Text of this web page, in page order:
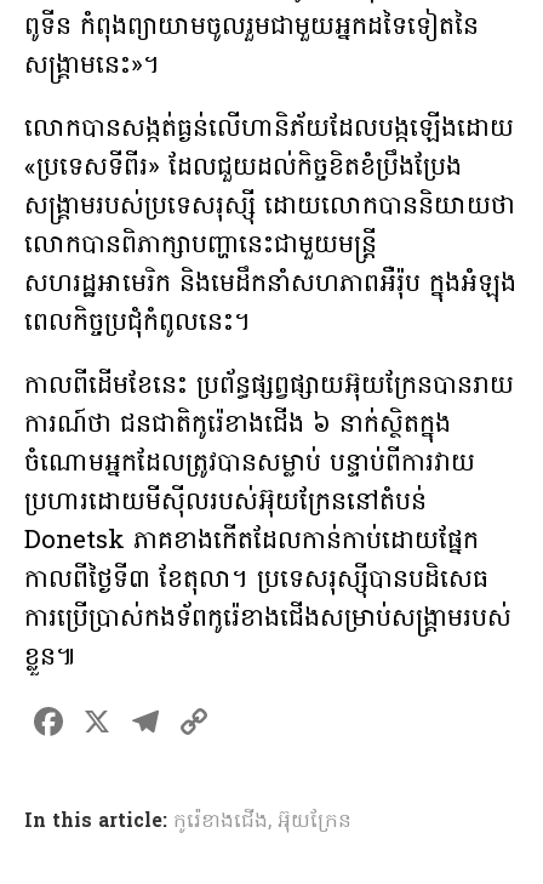
ពូទីន កំពុងព្យាយាមចូលរួមជាមួយអ្នកដទៃទៀតនៃ
សង្គ្រាមនេះ»។
លោកបានសង្កត់ធ្ងន់លើហានិភ័យដែលបង្កឡើងដោយ
«ប្រទេសទីពីរ» ដែលជួយដល់កិច្ចខិតខំប្រឹងប្រែង
សង្រ្គាមរបស់ប្រទេសរុស្ស៊ី ដោយលោកបាននិយាយថា
លោកបានពិភាក្សាបញ្ហានេះជាមួយមន្ត្រី
សហរដ្ឋអាមេរិក និងមេដឹកនាំសហភាពអឺរ៉ុប ក្នុងអំឡុង
ពេលកិច្ចប្រជុំកំពូលនេះ។
កាលពីដើមខែនេះ ប្រព័ន្ធផ្សព្វផ្សាយអ៊ុយក្រែនបានរាយ
ការណ៍ថា ជនជាតិកូរ៉េខាងជើង ៦ នាក់ស្ថិតក្នុង
ចំណោមអ្នកដែលត្រូវបានសម្លាប់ បន្ទាប់ពីការវាយ
ប្រហារដោយមីស៊ីលរបស់អ៊ុយក្រែននៅតំបន់
Donetsk ភាគខាងកើតដែលកាន់កាប់ដោយផ្នែក
កាលពីថ្ងៃទី៣ ខែតុលា។ ប្រទេសរុស្ស៊ីបានបដិសេធ
ការប្រើប្រាស់កងទ័ពកូរ៉េខាងជើងសម្រាប់សង្គ្រាមរបស់
ខ្លួន៕
F
ce
b
X T
gr
p
y
In this article: កូរ៉េខាងជើង, អ៊ុយក្រែន